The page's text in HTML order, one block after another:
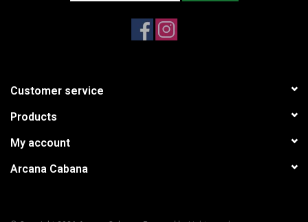
Customer service
Products
My account
Arcana Cabana